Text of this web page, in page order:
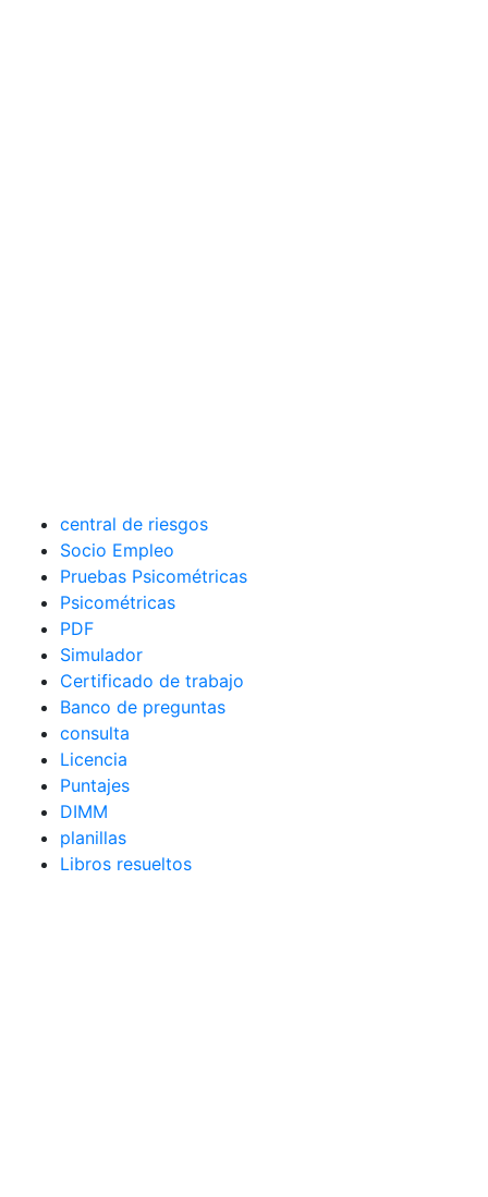
central de riesgos
Socio Empleo
Pruebas Psicométricas
Psicométricas
PDF
Simulador
Certificado de trabajo
Banco de preguntas
consulta
Licencia
Puntajes
DIMM
planillas
Libros resueltos